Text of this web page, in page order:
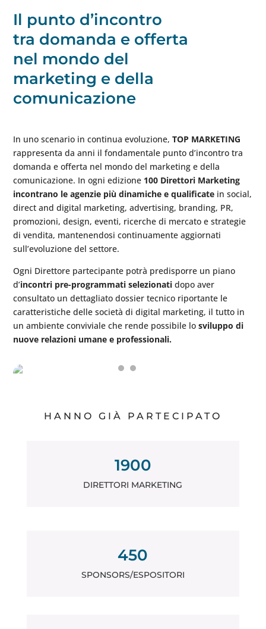
Il punto d’incontro
tra domanda e offerta
nel mondo del
marketing e della
comunicazione
In uno scenario in continua evoluzione,TOP MARKETING
rappresenta da anni il fondamentale punto d’incontro tra
domanda e offerta nel mondo del marketing e della
comunicazione. In ogni edizione 100 Direttori Marketing
incontrano le agenzie più dinamiche e qualificate in social,
direct and digital marketing, advertising, branding, PR,
promozioni, design, eventi, ricerche di mercato e strategie
di vendita, mantenendosi continuamente aggiornati
sull’evoluzione del settore.
Ogni Direttore partecipante potrà predisporre un piano
d’incontri pre-programmati selezionati dopo aver
consultato un dettagliato dossier tecnico riportante le
caratteristiche delle società di digital marketing, il tutto in
un ambiente conviviale che rende possibile losviluppo di
nuove relazioni umane e professionali.
HANNO GIÀ PARTECIPATO
1900
DIRETTORI MARKETING
450
SPONSORS/ESPOSITORI